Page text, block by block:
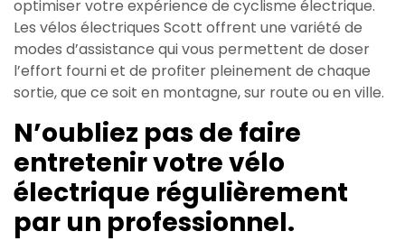
optimiser votre expérience de cyclisme électrique.
Les vélos électriques Scott offrent une variété de
modes d’assistance qui vous permettent de doser
l’effort fourni et de profiter pleinement de chaque
sortie, que ce soit en montagne, sur route ou en ville.
N’oubliez pas de faire
entretenir votre vélo
électrique régulièrement
par un professionnel.